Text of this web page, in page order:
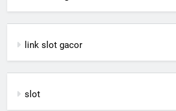
link slot gacor
slot